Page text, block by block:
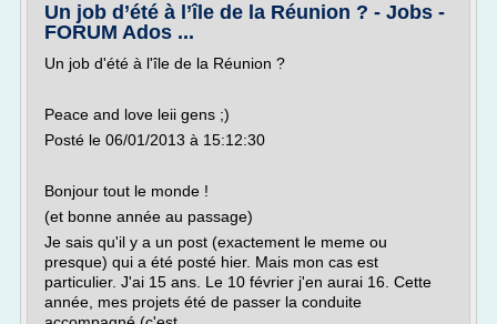
Un job d’été à l’île de la Réunion ? - Jobs -
FORUM Ados ...
Un job d'été à l'île de la Réunion ?
Peace and love leii gens ;)
Posté le 06/01/2013 à 15:12:30
Bonjour tout le monde !
(et bonne année au passage)
Je sais qu'il y a un post (exactement le meme ou
presque) qui a été posté hier. Mais mon cas est
particulier. J'ai 15 ans. Le 10 février j'en aurai 16. Cette
année, mes projets été de passer la conduite